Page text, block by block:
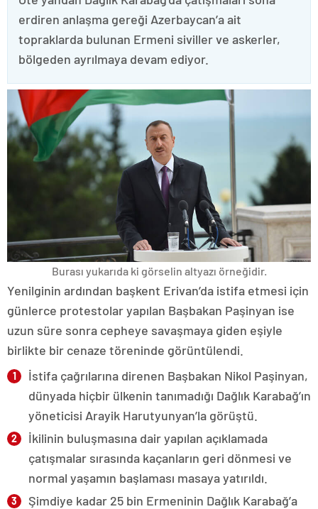
erdiren anlaşma gereği Azerbaycan’a ait
topraklarda bulunan Ermeni siviller ve askerler,
bölgeden ayrılmaya devam ediyor.
Burası yukarıda ki görselin altyazı örneğidir.
Yenilginin ardından başkent Erivan’da istifa etmesi için
günlerce protestolar yapılan Başbakan Paşinyan ise
uzun süre sonra cepheye savaşmaya giden eşiyle
birlikte bir cenaze töreninde görüntülendi.
İstifa çağrılarına direnen Başbakan Nikol Paşinyan,
dünyada hiçbir ülkenin tanımadığı Dağlık Karabağ’ın
yöneticisi Arayik Harutyunyan’la görüştü.
İkilinin buluşmasına dair yapılan açıklamada
çatışmalar sırasında kaçanların geri dönmesi ve
normal yaşamın başlaması masaya yatırıldı.
Şimdiye kadar 25 bin Ermeninin Dağlık Karabağ’a